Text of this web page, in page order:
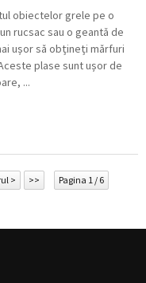
obiectelor grele pe o
rucsac sau o geantă de
ușor să obțineți mărfuri
plase sunt ușor de
...
> >> Pagina 1 / 6